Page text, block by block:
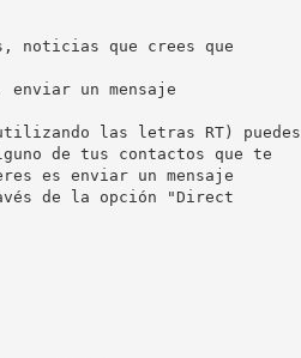
noticias que crees que
un mensaje
las letras RT) puedes
de tus contactos que te
es enviar un mensaje
de la opción "Direct